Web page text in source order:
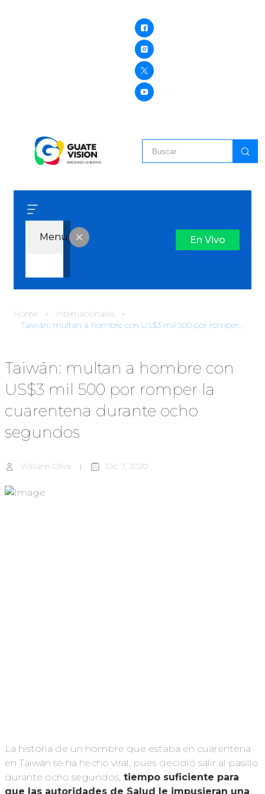
Menu En Vivo
Home
Internacionales
Taiwán: multan a hombre con US$3 mil 500 por romper la cuarentena durante ocho segundos
Taiwán: multan a hombre con
US$3 mil 500 por romper la
cuarentena durante ocho
segundos
William Oliva Dic 7, 2020
La historia de un hombre que estaba en cuarentena
en Taiwán se ha hecho viral, pues decidió salir al pasillo
durante ocho segundos, tiempo suficiente para
que las autoridades de Salud le impusieran una